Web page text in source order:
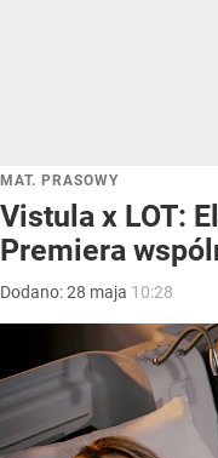
MAT. PRASOWY
Vistula x LOT:
Premiera
Dodano:28 maja 10:28